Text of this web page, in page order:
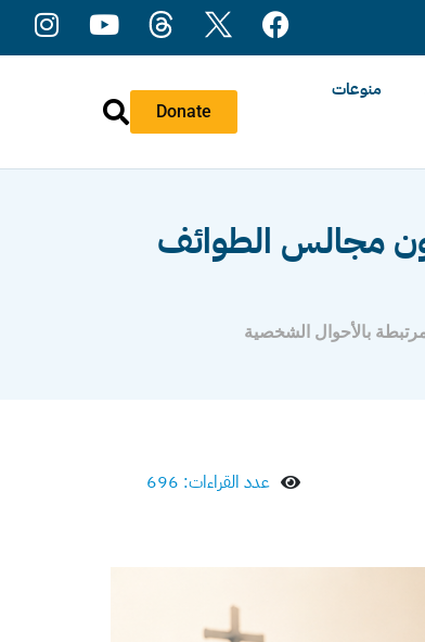
Donate
منوعات
مجالس الطوائف
بالأحوال الشخصية
عدد القراءات: 696